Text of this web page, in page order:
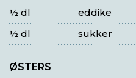
eddike
½ dl
sukker
½ dl
ØSTERS